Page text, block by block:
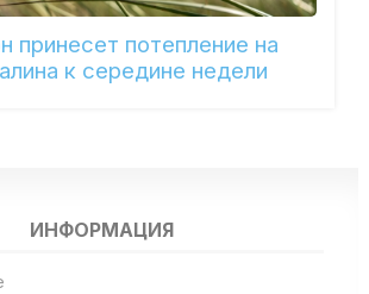
принесет потепление на
к середине недели
ИНФОРМАЦИЯ